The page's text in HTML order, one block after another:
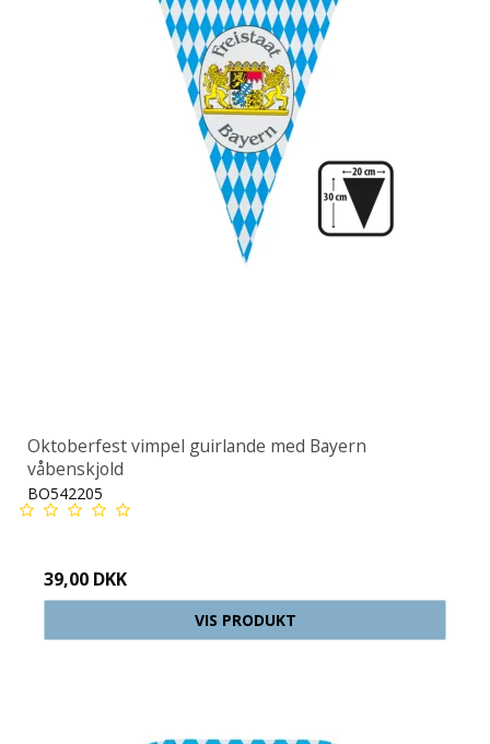
Oktoberfest vimpel guirlande med Bayern
våbenskjold
BO542205
39,00 DKK
VIS PRODUKT